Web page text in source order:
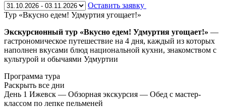
Оставить заявку
Тур «Вкусно едем! Удмуртия угощает!»
Экскурсионный тур «Вкусно едем! Удмуртия угощает!» —
гастрономическое путешествие на 4 дня, каждый из которых
наполнен вкусами блюд национальной кухни, знакомством с
культурой и обычаями Удмуртии
Программа тура
Раскрыть все дни
День 1 Ижевск — Обзорная экскурсия — Обед с мастер-
классом по лепке пельменей